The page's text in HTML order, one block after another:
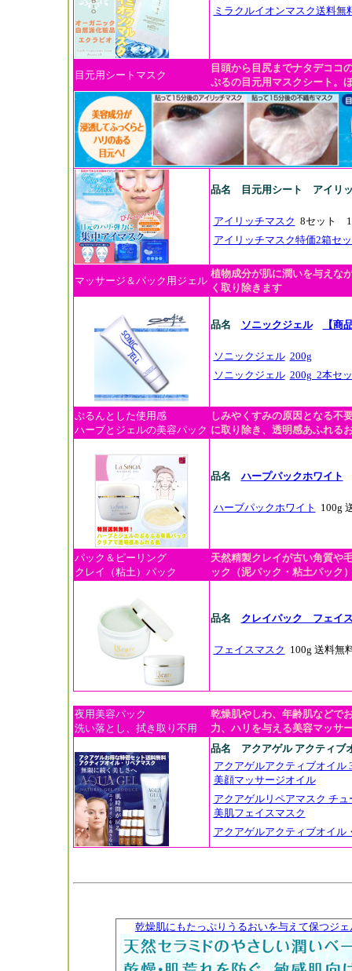
ミラクルイオンマスク送料無
目元用シートマスク
目頭から目尻までナタデココ
ぷるの目元用マスクシート。
品名 目元用シート アイリ
アイリッチマスク 8セット
アイリッチマスク特価2箱セ
マッサージ＆パック用ジェル
植物成分が肌に潤いを与えな
く取り除きます
品名 ソニックジェル 【商
ソニックジェル 200g
ソニックジェル 200g 2本セ
ぷるんとした使用感
ハーブとジェルの美容パック
しみやくすみの原因となる不
に取り除き、透明感あふれる
品名 ハープパックホワイト
ハーブパックホワイト 100g
パック＆ピーリング
クレイ（粘土）パック
天然精製クレイが古い角質や
ック（泥パック・粘土パック
品名 クレイパック フェイ
フェイスマスク 100g 送料無
夜用美容パック
洗い落とし、拭き取り不用
乾燥肌やしわ、年齢肌などで
力、ハリを与える美容マッサ
品名 アクアゲル アクティブ
アクアゲルアクティブオイ
美顔マッサージオイル
アクアゲルリペアマスク チ
美肌フェイスマスク
アクアゲルアクティブオイル
乾燥肌にもたっぷりうるおいを与えて保つジ